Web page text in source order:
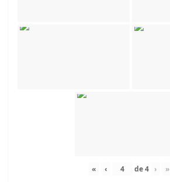
« ‹ de4 › »